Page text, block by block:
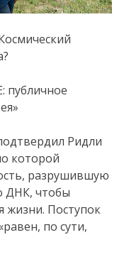
публичное
Ридли
которой
разрушившую
ДНК, чтобы
жизни. Поступок
по сути,